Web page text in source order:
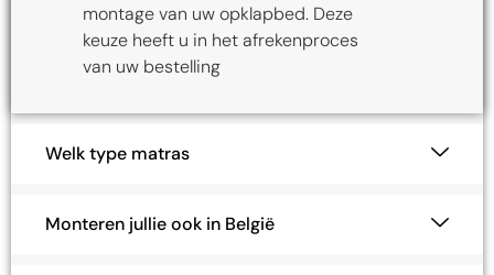
montage van uw opklapbed. Deze
keuze heeft u in het afrekenproces
van uw bestelling
Welk type matras
Monteren jullie ook in België